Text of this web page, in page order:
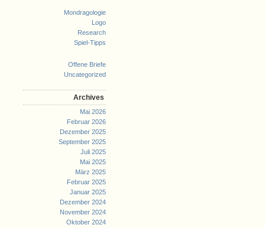
Mondragologie
Logo
Research
Spiel-Tipps
Offene Briefe
Uncategorized
Archives
Mai 2026
Februar 2026
Dezember 2025
September 2025
Juli 2025
Mai 2025
März 2025
Februar 2025
Januar 2025
Dezember 2024
November 2024
Oktober 2024